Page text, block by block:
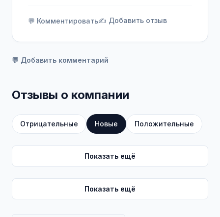
💬 Комментировать✍️ Добавить отзыв
💬 Добавить комментарий
Отзывы о компании
Отрицательные Новые Положительные
Показать ещё
Показать ещё